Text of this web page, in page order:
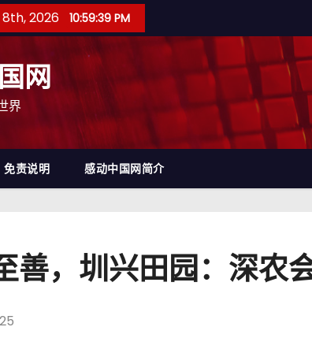
8th, 2026 10:59:40 PM
网
界
免责说明 感动中国网简介
善，圳兴田园：深农